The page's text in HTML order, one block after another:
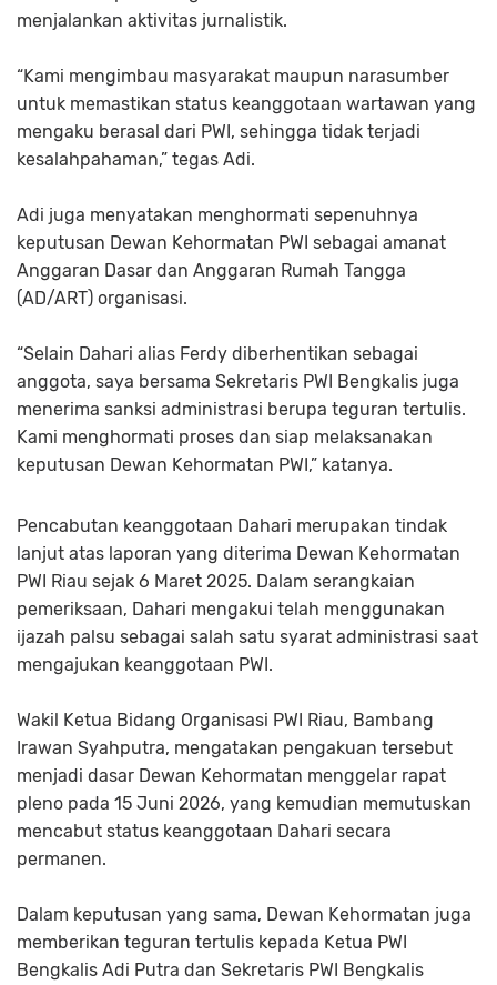
menjalankan aktivitas jurnalistik.
“Kami mengimbau masyarakat maupun narasumber
untuk memastikan status keanggotaan wartawan yang
mengaku berasal dari PWI, sehingga tidak terjadi
kesalahpahaman,” tegas Adi.
Adi juga menyatakan menghormati sepenuhnya
keputusan Dewan Kehormatan PWI sebagai amanat
Anggaran Dasar dan Anggaran Rumah Tangga
(AD/ART) organisasi.
“Selain Dahari alias Ferdy diberhentikan sebagai
anggota, saya bersama Sekretaris PWI Bengkalis juga
menerima sanksi administrasi berupa teguran tertulis.
Kami menghormati proses dan siap melaksanakan
keputusan Dewan Kehormatan PWI,” katanya.
Pencabutan keanggotaan Dahari merupakan tindak
lanjut atas laporan yang diterima Dewan Kehormatan
PWI Riau sejak 6 Maret 2025. Dalam serangkaian
pemeriksaan, Dahari mengakui telah menggunakan
ijazah palsu sebagai salah satu syarat administrasi saat
mengajukan keanggotaan PWI.
Wakil Ketua Bidang Organisasi PWI Riau, Bambang
Irawan Syahputra, mengatakan pengakuan tersebut
menjadi dasar Dewan Kehormatan menggelar rapat
pleno pada 15 Juni 2026, yang kemudian memutuskan
mencabut status keanggotaan Dahari secara
permanen.
Dalam keputusan yang sama, Dewan Kehormatan juga
memberikan teguran tertulis kepada Ketua PWI
Bengkalis Adi Putra dan Sekretaris PWI Bengkalis